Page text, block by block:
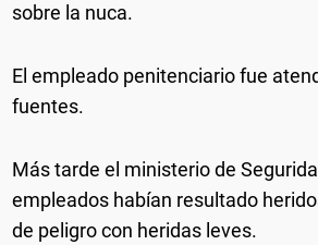
sobre la nuca.
El empleado penitenciario fue
fuentes.
Más tarde el ministerio de
empleados habían resultado
de peligro con heridas leves.